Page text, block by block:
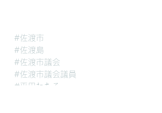
#佐渡市
#佐渡島
#佐渡市議会
#佐渡市議会議員
#平田わたる